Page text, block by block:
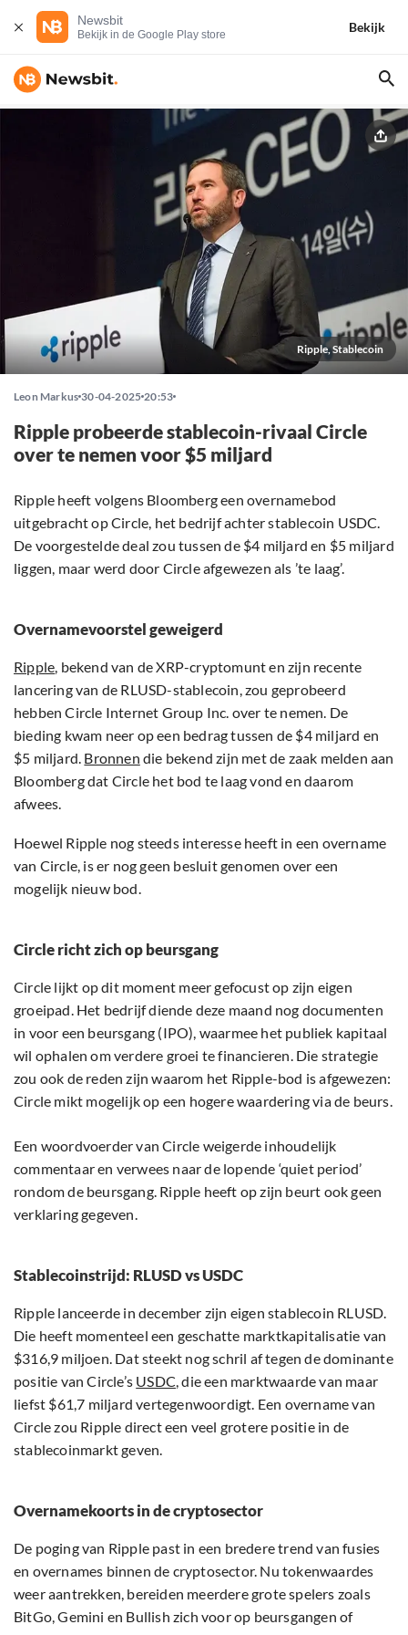
Newsbit
Bekijk in de Google Play store
Bekijk
Ripple, Stablecoin
Leon Markus 30-04-2025 20:53
Ripple probeerde stablecoin-rivaal Circle
over te nemen voor $5 miljard
Ripple heeft volgens Bloomberg een overnamebod
uitgebracht op Circle, het bedrijf achter stablecoin USDC.
De voorgestelde deal zou tussen de $4 miljard en $5 miljard
liggen, maar werd door Circle afgewezen als ’te laag’.
Overnamevoorstel geweigerd
Ripple, bekend van de XRP-cryptomunt en zijn recente
lancering van de RLUSD-stablecoin, zou geprobeerd
hebben Circle Internet Group Inc. over te nemen. De
bieding kwam neer op een bedrag tussen de $4 miljard en
$5 miljard. Bronnen die bekend zijn met de zaak melden aan
Bloomberg dat Circle het bod te laag vond en daarom
afwees.
Hoewel Ripple nog steeds interesse heeft in een overname
van Circle, is er nog geen besluit genomen over een
mogelijk nieuw bod.
Circle richt zich op beursgang
Circle lijkt op dit moment meer gefocust op zijn eigen
groeipad. Het bedrijf diende deze maand nog documenten
in voor een beursgang (IPO), waarmee het publiek kapitaal
wil ophalen om verdere groei te financieren. Die strategie
zou ook de reden zijn waarom het Ripple-bod is afgewezen:
Circle mikt mogelijk op een hogere waardering via de beurs.
Een woordvoerder van Circle weigerde inhoudelijk
commentaar en verwees naar de lopende ‘quiet period’
rondom de beursgang. Ripple heeft op zijn beurt ook geen
verklaring gegeven.
Stablecoinstrijd: RLUSD vs USDC
Ripple lanceerde in december zijn eigen stablecoin RLUSD.
Die heeft momenteel een geschatte marktkapitalisatie van
$316,9 miljoen. Dat steekt nog schril af tegen de dominante
positie van Circle’s USDC, die een marktwaarde van maar
liefst $61,7 miljard vertegenwoordigt. Een overname van
Circle zou Ripple direct een veel grotere positie in de
stablecoinmarkt geven.
Overnamekoorts in de cryptosector
De poging van Ripple past in een bredere trend van fusies
en overnames binnen de cryptosector. Nu tokenwaardes
weer aantrekken, bereiden meerdere grote spelers zoals
BitGo, Gemini en Bullish zich voor op beursgangen of